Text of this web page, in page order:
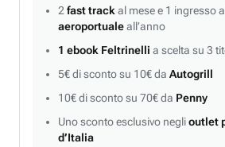
2 fast track al mese e 1 ingresso
aeroportualeall’anno
1 ebook Feltrinelli a scelta su 3
5€ di sconto su 10€ da Autogrill
10€ di sconto su 70€ da Penny
Uno sconto esclusivo neglioutlet
d’Italia